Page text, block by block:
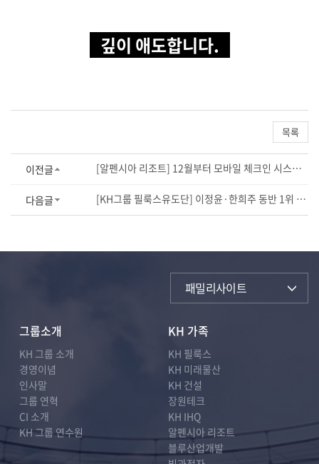
깊이 애도합니다.
목록
이전글 [알펜시아 리조트] 12월부터 모바일 체크인 시스템 도입...'비대면 서비스 강화'
다음글 [KH그룹 필룩스유도단] 이정윤·한희주 동반 1위 쾌거!
그룹소개
KH 그룹 소개
경영이념
인사말
그룹 연혁
CI 소개
KH 그룹 연수원
KH 가족
KH 필룩스
KH 미래물산
KH 건설
장원테크
KH IHQ
알펜시아 리조트
블루산업개발
패밀리사이트